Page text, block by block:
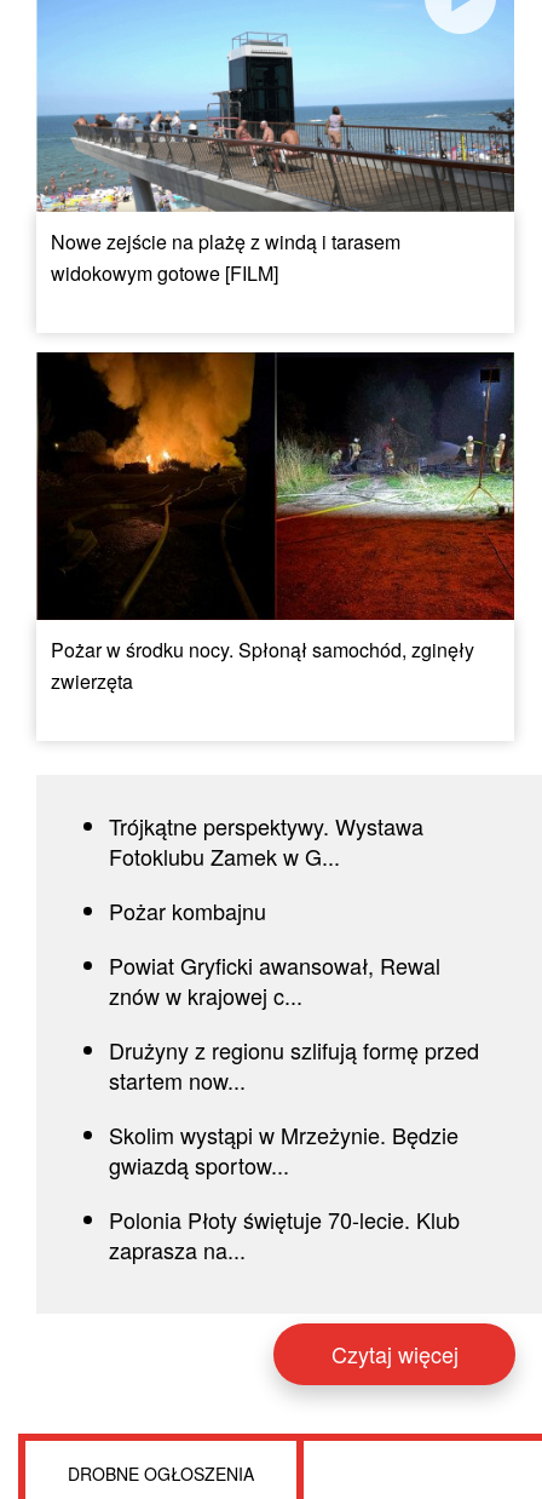
Nowe zejście na plażę z windą i tarasem
widokowym gotowe [FILM]
Pożar w środku nocy. Spłonął samochód, zginęły
zwierzęta
Trójkątne perspektywy. Wystawa
Fotoklubu Zamek w G...
Pożar kombajnu
Powiat Gryficki awansował, Rewal
znów w krajowej c...
Drużyny z regionu szlifują formę przed
startem now...
Skolim wystąpi w Mrzeżynie. Będzie
gwiazdą sportow...
Polonia Płoty świętuje 70-lecie. Klub
zaprasza na...
Czytaj więcej
DROBNE OGŁOSZENIA